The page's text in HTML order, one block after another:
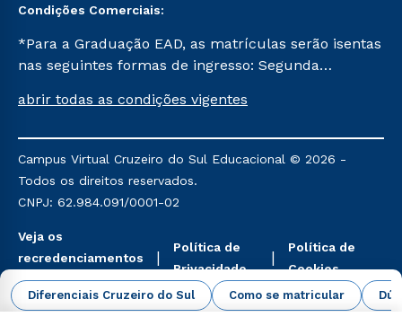
Diferenciais Cruzeiro do Sul Como se matricular
Condições Comerciais:
*Para a Graduação EAD, as matrículas serão isentas
nas seguintes formas de ingresso: Segunda
Já para as demais, a taxa de matrícula será de R$
mencionadas são referentes aos cursos: Ensino
Religioso, Geografia para a Docência e Metodologia
do Ensino de História: Questões Atuais.
abrir todas as condições vigentes
Campus Virtual Cruzeiro do Sul Educacional © 2026 -
Todos os direitos reservados.
CNPJ: 62.984.091/0001-02
Veja os
recredenciamentos
aqui
Política de
Privacidade
Política de
Cookies